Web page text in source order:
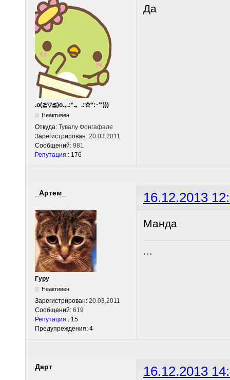
.o(≧▽≦)o.｡.:*.。.:☆*:･'*)))
Неактивен
Откуда: Тувалу Фонгафале
Зарегистрирован: 20.03.2011
Сообщений: 981
Репутация : 176
Да
_Артем_ 16.12.2013
Гуру
Неактивен
Зарегистрирован: 20.03.2011
Сообщений: 619
Репутация : 15
Предупреждения: 4
Манда
Дарт
16.12.2013